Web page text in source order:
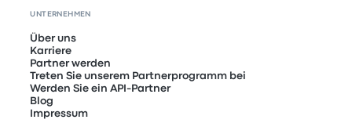
UNTERNEHMEN
Über uns
Karriere
Partner werden
Treten Sie unserem Partnerprogramm bei
Werden Sie ein API-Partner
Blog
Impressum